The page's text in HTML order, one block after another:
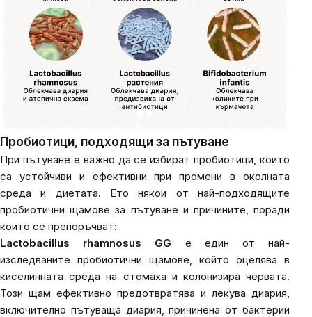
Пробиотици, подходящи за пътуване
При пътуване е важно да се избират пробиотици, които
са устойчиви и ефективни при промени в околната
среда и диетата. Ето някои от най-подходящите
пробиотични щамове за пътуване и причините, поради
които се препоръчват:
Lactobacillus rhamnosus GG е един от най-
изследваните пробиотични щамове, който оцелява в
киселинната среда на стомаха и колонизира червата.
Този щам ефективно предотвратява и лекува диария,
включително пътуваща диария, причинена от бактерии